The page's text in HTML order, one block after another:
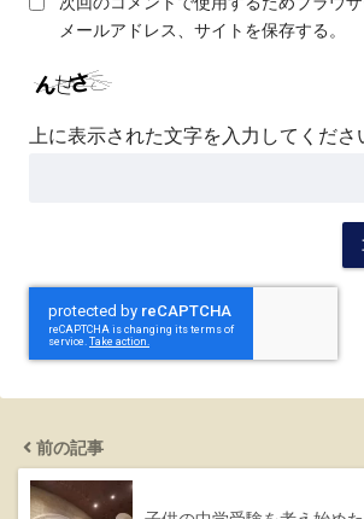
メールアドレス、サイトを保存する。
上に表示された文字を入力してくださ
前の記事